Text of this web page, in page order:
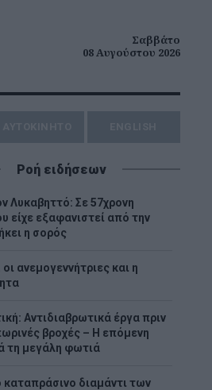
Σαββάτο
08 Αυγούστου 2026
Ροή ειδήσεων
Λυκαβηττό: Σε 57χρονη
είχε εξαφανιστεί από την
η σορός
ανεμογεννήτριες και η
Αντιδιαβρωτικά έργα πριν
βροχές – Η επόμενη
τη μεγάλη φωτιά
καταπράσινο διαμάντι των